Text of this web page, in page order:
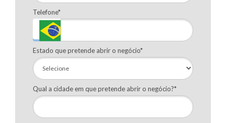
Telefone*
Estado que pretende abrir o negócio*
Qual a cidade em que pretende abrir o negócio?*